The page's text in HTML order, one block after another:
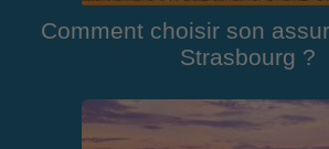
Comment choisir son
Strasbourg ?